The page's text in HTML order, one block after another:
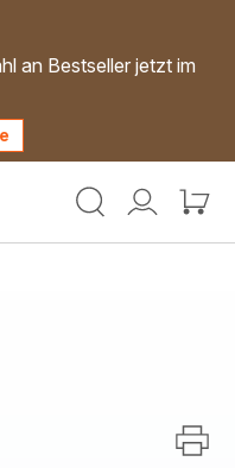
an Bestseller jetzt im
Mein
Mein